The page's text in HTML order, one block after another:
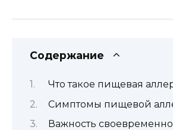
Содержание
Что такое пищевая
Симптомы пищевой
Важность